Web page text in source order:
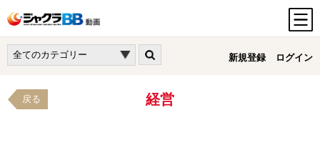
新規登録 ログイン
戻る 経営